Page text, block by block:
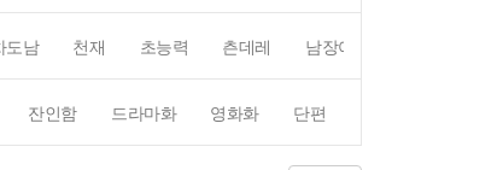
도남 천재 초능력 츤데레 남장여자
잔인함 드라마화 영화화 단편